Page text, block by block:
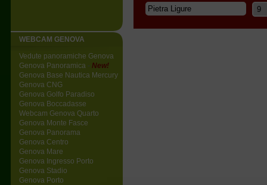
WEBCAM GENOVA
Vedute panoramiche Genova
Genova Panoramica - New!
Genova Base Nautica Mercury
Genova CNG
Genova Golfo Paradiso
Genova Boccadasse
Webcam Genova Quarto
Genova Monte Fasce
Genova Panorama
Genova Centro
Genova Mare
Genova Ingresso Porto
Genova Stadio
Genova Porto